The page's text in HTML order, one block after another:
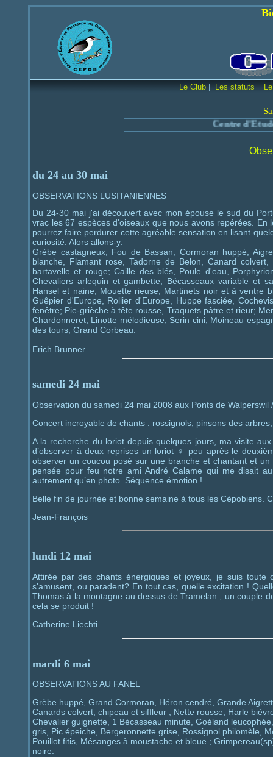
Bienvenue sur
Le Club| Les statuts |
Centre d'Etude
du 24 au 30 mai
OBSERVATIONS LUSITANIENNES
Du 24-30 mai j'ai découvert avec mon épouse le sud du
vrac les 67 espèces d'oiseaux que nous avons repérées.
pourrez faire perdurer cette agréable sensation en lisant
curiosité. Alors allons-y:
Grèbe castagneux, Fou de Bassan, Cormoran huppé,
blanche, Flamant rose, Tadorne de Belon, Canard
bartavelle et rouge; Caille des blés, Poule d'eau,
Chevaliers arlequin et gambette; Bécasseaux variable et
Hansel et naine; Mouette rieuse, Martinets noir et à ventre
Guêpier d'Europe, Rollier d'Europe, Huppe fasciée,
fenêtre; Pie-grièche à tête rousse, Traquets pâtre et rieur;
Chardonneret, Linotte mélodieuse, Serin cini, Moineau
des tours, Grand Corbeau.
Erich Brunner
samedi 24 mai
Observation du samedi 24 mai 2008 aux Ponts de
Concert incroyable de chants : rossignols, pinsons des
A la recherche du loriot depuis quelques jours, ma visite
d’observer à deux reprises un loriot ♀ peu après le
observer un coucou posé sur une branche et chantant et
pensée pour feu notre ami André Calame qui me disait
autrement qu’en photo. Séquence émotion !
Belle fin de journée et bonne semaine à tous les Cépobiens.
Jean-François
lundi 12 mai
Attirée par des chants énergiques et joyeux, je suis
s'amusent, ou paradent? En tout cas, quelle excitation !
Thomas à la montagne au dessus de Tramelan , un couple
cela se produit !
Catherine Liechti
mardi 6 mai
OBSERVATIONS AU FANEL
Grèbe huppé, Grand Cormoran, Héron cendré, Grande
Canards colvert, chipeau et siffleur ; Nette rousse, Harle
Chevalier guignette, 1 Bécasseau minute, Goéland
gris, Pic épeiche, Bergeronnette grise, Rossignol philomèle,
Pouillot fitis, Mésanges à moustache et bleue ;
noire.